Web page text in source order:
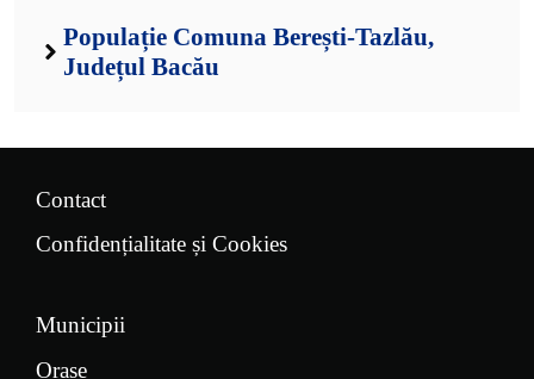
Populație Comuna Berești-Tazlău,
Județul Bacău
Contact
Confidențialitate și Cookies
Municipii
Orașe